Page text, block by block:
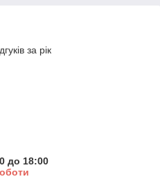
за рік
до 18:00